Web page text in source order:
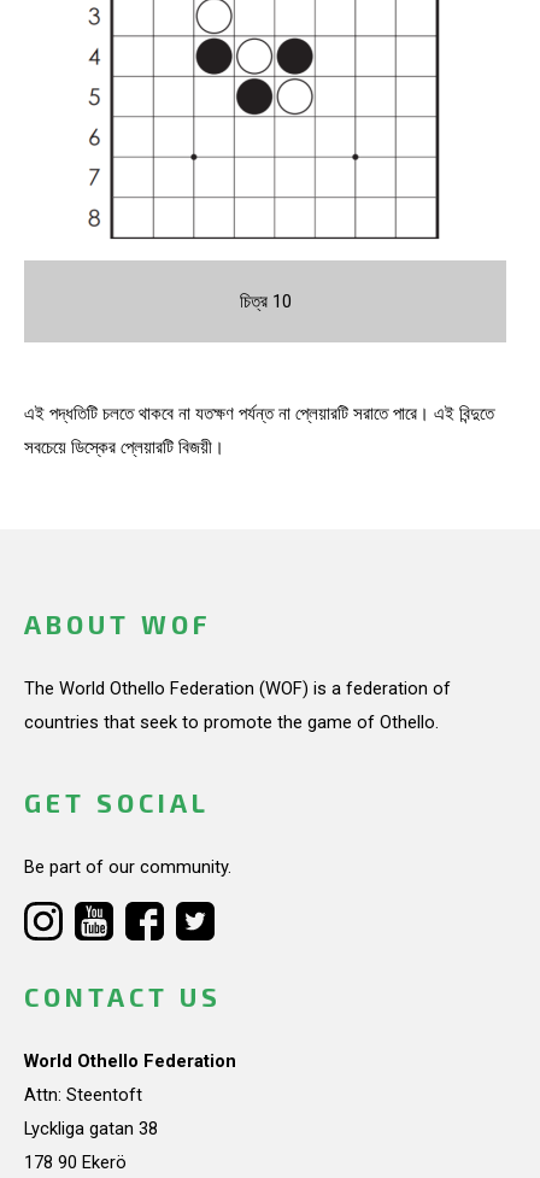
চিত্র 10
এই পদ্ধতিটি চলতে থাকবে না যতক্ষণ পর্যন্ত না প্লেয়ারটি সরাতে পারে। এই বিন্দুতে
সবচেয়ে ডিস্কের প্লেয়ারটি বিজয়ী।
ABOUT WOF
The World Othello Federation (WOF) is a federation of
countries that seek to promote the game of Othello.
GET SOCIAL
Be part of our community.
CONTACT US
World Othello Federation
Attn: Steentoft
Lyckliga gatan 38
178 90 Ekerö